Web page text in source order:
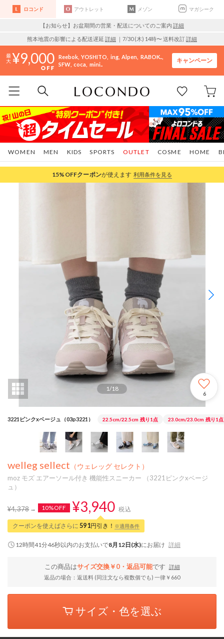
ロコンド アウトレット メゾン マガシーク
【お知らせ】お盆期間の営業・配送についてのご案内 詳細
熊本地震の影響による配送遅延 詳細 ｜7/30 (木) 14時〜 送料改訂詳細
9,000 Reebok YOSHITO ing Alpen
RABOK..
SFW coca mini..
キャンペーン
WOMEN MEN KIDS SPORTS COSME HOME
OUTLET
15%OFFクーポンが使えます 利用条件を見る
1/18
6
3221ピンクxベージュ（03p3221） 22.5cm/22.5cm 残り1点 23.0cm/23.0cm 残り1点
welleg sellect （ウェレッグ セレクト）
moz モズ エアーソール付き 機能性スニーカー （3221ピンクxベージ
ュ）
¥4,378 10%OFF ¥3,940 税込
クーポンを使えばさらに 591円引き！ ※適用条件
12時間41分45秒以内のお支払いで8月12日(水)にお届け 詳細
この商品はサイズ交換￥0・返品可能です
詳細
返品の場合：返送料 (同注文なら複数個でも) 一律￥660
サイズ・色を選ぶ